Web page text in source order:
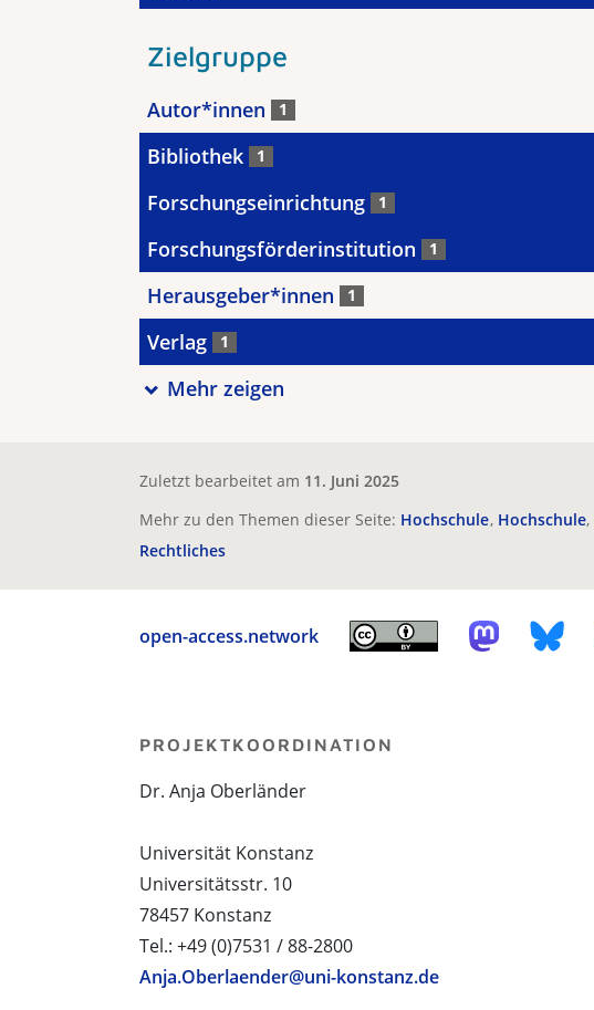
Zielgruppe
Autor*innen 1
Bibliothek 1
Forschungseinrichtung 1
Forschungsförderinstitution 1
Herausgeber*innen 1
Verlag 1
Mehr zeigen
Zuletzt bearbeitet am 11. Juni 2025
Mehr zu den Themen dieser Seite: Hochschule Hochschule
Rechtliches
open-access.network
PROJEKTKOORDINATION
Dr. Anja Oberländer
Universität Konstanz
Universitätsstr. 10
78457 Konstanz
Tel.: +49 (0)7531 / 88-2800
Anja.Oberlaender@uni-konstanz.de